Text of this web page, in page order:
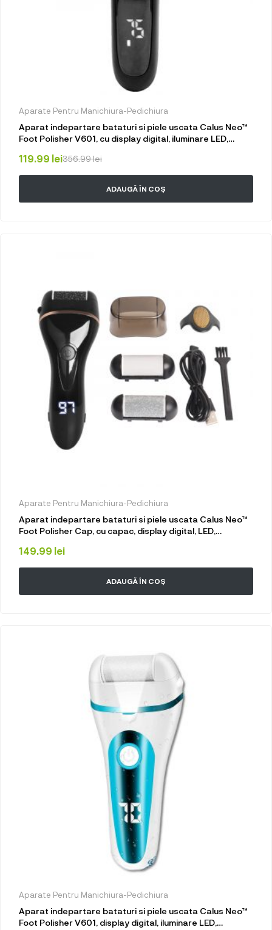
Aparate Pentru Manichiura-Pedichiura
Aparat indepartare bataturi si piele uscata Calus Neo™
Foot Polisher V601, cu display digital, iluminare LED,
microminerale, 2000 rpm, Negru
356.99lei
119.99 lei
ADAUGĂ ÎN COȘ
Aparate Pentru Manichiura-Pedichiura
Aparat indepartare bataturi si piele uscata Calus Neo™
Foot Polisher Cap, cu capac, display digital, LED,
V608 Black
149.99 lei
ADAUGĂ ÎN COȘ
Aparate Pentru Manichiura-Pedichiura
Aparat indepartare bataturi si piele uscata Calus Neo™
Foot Polisher V601, display digital, iluminare LED,